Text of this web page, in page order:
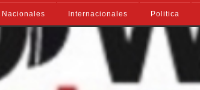
Nacionales Internacionales Politica